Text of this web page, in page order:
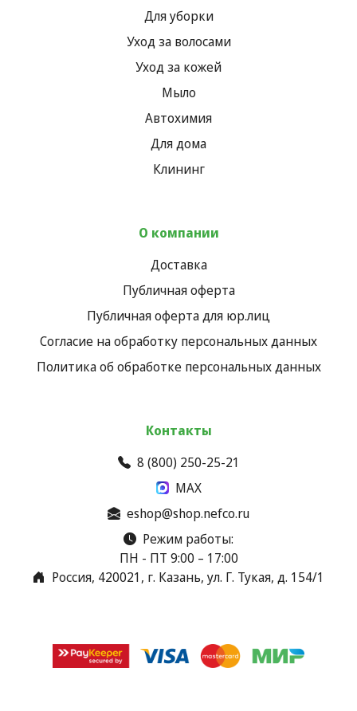
Для уборки
Уход за волосами
Уход за кожей
Мыло
Автохимия
Для дома
Клининг
О компании
Доставка
Публичная оферта
Публичная оферта для юр.лиц
Согласие на обработку персональных данных
Политика об обработке персональных данных
Контакты
8 (800) 250-25-21
MAX
eshop@shop.nefco.ru
Режим работы:
ПН - ПТ 9:00 – 17:00
Россия, 420021, г. Казань, ул. Г. Тукая, д. 154/1